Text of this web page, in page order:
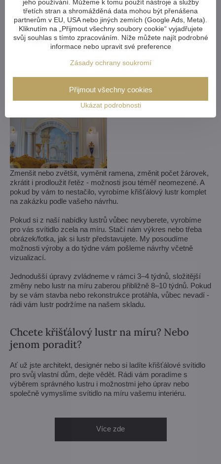
Zmenšit nebo zvětšit, vyměnit ramena, změnit počet žárovek,
zkrátit i prodloužit řetěz - možnosti jsou téměř neomezené. A
pokud by vám to nestačilo, vyrobíme křišťálový lustr komplet
na zakázku podle vašeho návrhu.
Pokud si z naší nabídky lustrů vůbec nevyberete, vyrobíme
pro vás svítidlo zcela na míru. Stačí nám výkres nebo třeba
obrázek/fotka, jak si lustr představujete. My posoudíme
možnosti výroby a do týdne vám pošleme návrhy včetně
vizualizací.
Jednodušší úpravy zvládneme v rámci 3–4 týdnů, složitější
změny nebo lustr na míru zaberou přibližně 8–10 týdnů. Pokud
by se vám stavba nebo rekonstrukce protáhla, vůbec nevadí -
rádi vám lustr podržíme na našem skladu.
Chcete křišťálový lustr na míru? Nebo
jenom poradit?
Ať už jste architekt, designér nebo si ladíte křišťálové svítidlo
pro svůj vlastní dům, dejte vědět. Rádi vám poradíme s
výběrem správného lustru i možnostmi jeho úprav nebo
společně vymyslíme svítidlo na míru vašemu interiéru.
Více zde
jeho používání. Můžeme k tomu použít nástroje a služby
třetích stran a shromážděná data mohou být přenášena
partnerům v EU, USA nebo jiných zemích (Google Ads, Meta).
Kliknutím na „Přijmout všechny soubory cookie“ vyjadřujete
svůj souhlas s tímto zpracováním. Níže můžete najít podrobné
informace nebo upravit své preference
Zásady ochrany soukromí
Ukázat podrobnosti
Přijmout všechny cookies